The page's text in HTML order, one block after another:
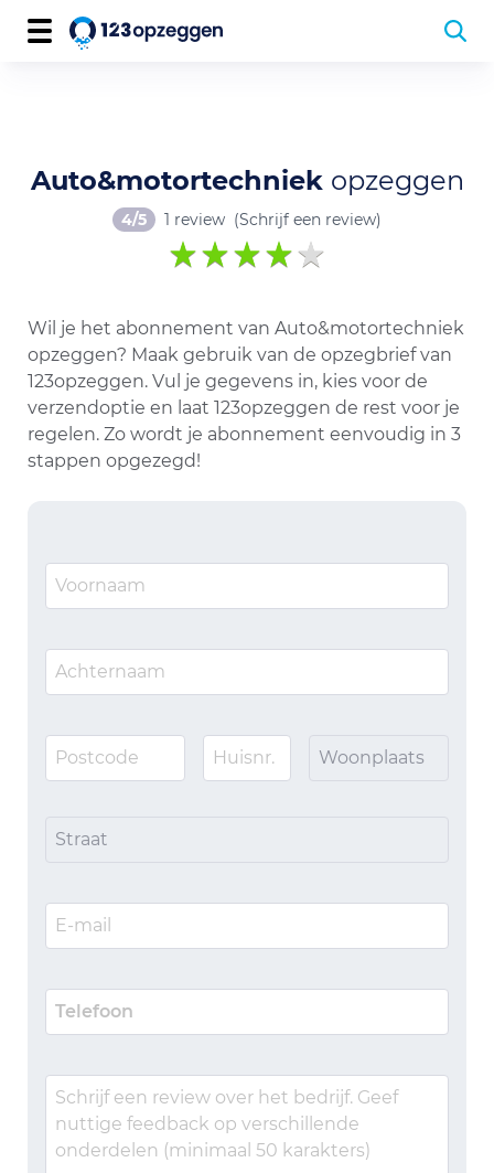
Auto&motortechniek opzeggen
4/5 1 review (Schrijf een review)
Wil je het abonnement van Auto&motortechniek
opzeggen? Maak gebruik van de opzegbrief van
123opzeggen. Vul je gegevens in, kies voor de
verzendoptie en laat 123opzeggen de rest voor je
regelen. Zo wordt je abonnement eenvoudig in 3
stappen opgezegd!
Woonplaats
Straat